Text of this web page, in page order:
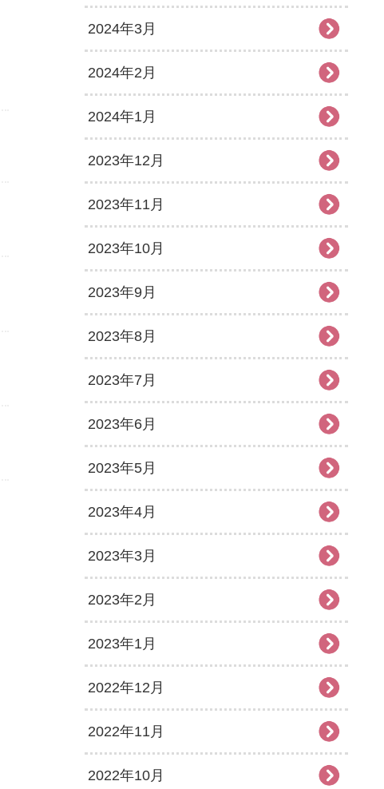
2024年3月
2024年2月
2024年1月
2023年12月
2023年11月
2023年10月
2023年9月
2023年8月
2023年7月
2023年6月
2023年5月
2023年4月
2023年3月
2023年2月
2023年1月
2022年12月
2022年11月
2022年10月